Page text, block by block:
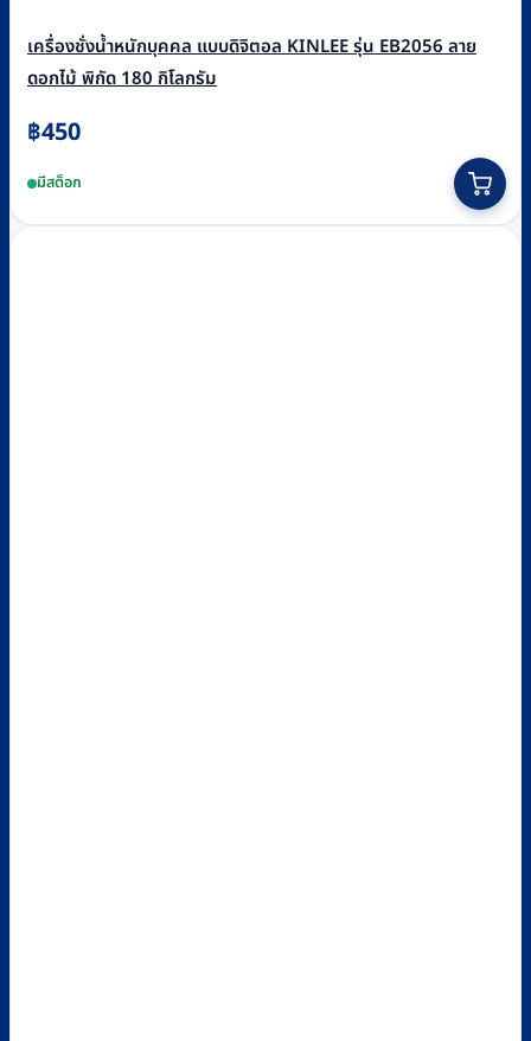
เครื่องชั่งน้ำหนักบุคคล แบบดิจิตอล KINLEE รุ่น EB2056 ลาย
ดอกไม้ พิกัด 180 กิโลกรัม
฿450
มีสต็อก